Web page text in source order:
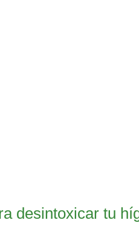
desintoxicar tu